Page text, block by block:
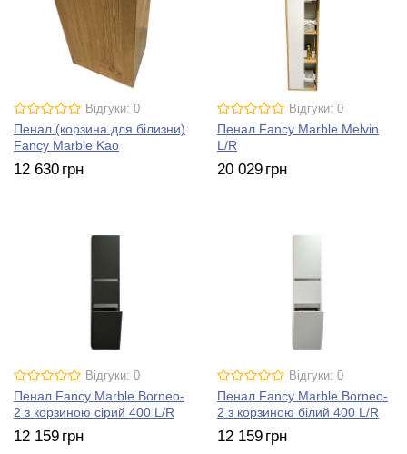
Відгуки: 0
Пенал (корзина для білизни)
Fancy Marble Kao
12 630 грн
Відгуки: 0
Пенал Fancy Marble Melvin
L/R
20 029 грн
Відгуки: 0
Пенал Fancy Marble Borneo-
2 з корзиною сірий 400 L/R
12 159 грн
Відгуки: 0
Пенал Fancy Marble Borneo-
2 з корзиною білий 400 L/R
12 159 грн